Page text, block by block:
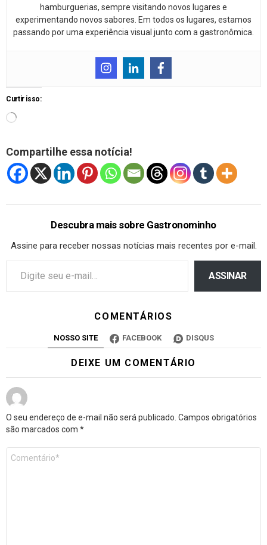
hamburguerias, sempre visitando novos lugares e
experimentando novos sabores. Em todos os lugares, estamos
passando por uma experiência visual junto com a gastronômica.
Curtir isso:
Compartilhe essa notícia!
Descubra mais sobre Gastronominho
Assine para receber nossas notícias mais recentes por e-mail.
ASSINAR
COMENTÁRIOS
NOSSO SITE FACEBOOK DISQUS
DEIXE UM COMENTÁRIO
O seu endereço de e-mail não será publicado. Campos obrigatórios
são marcados com *